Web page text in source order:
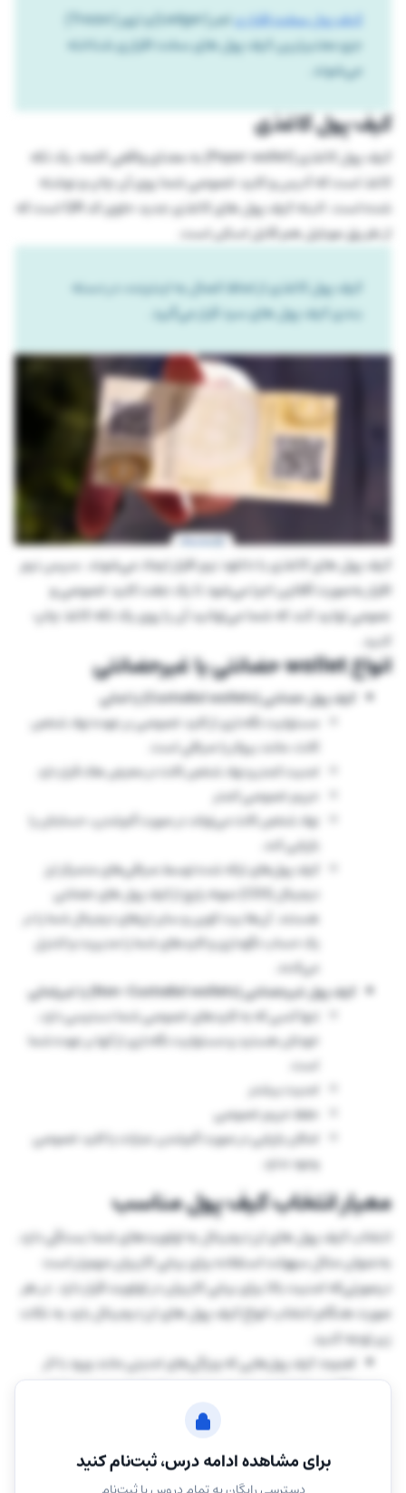
برای مشاهده ادامه درس، ثبت‌نام کنید
کیف پول سخت افزاری
جزو معتبرترین کیف پول های سخت افزاری شناخته
می‌شوند.
کیف پول کاغذی
کیف پول کاغذی (Paper wallet) به معنای واقعی کلمه، یک تکه
کاغذ است که آدرس و کلید خصوصی شما روی آن چاپ و نوشته
شده است. البته کیف پول های کاغذی جدید حاوی کد QR است که
از طریق موبایل هم قابل اسکن است.
کیف پول کاغذی از لحاظ اتصال به اینترنت، در دسته
بندی کیف پول های سرد قرار می‌گیرد.
کیف پول های کاغذی با دانلود نرم افزار ایجاد می‌شوند. سپس نرم
افزار به‌صورت آفلاین اجرا می‌شود تا یک جفت کلید خصوصی و
عمومی تولید کند که شما می‌توانید آن را روی یک تکه کاغذ چاپ
کنید.
انواع wallet حضانتی یا غیرحضانتی
کیف پول حضانتی (Custodial wallets) یا امانی
مسئولیت نگه‌داری از کلید خصوصی بر عهده نهاد شخص
ثالث، مانند بروکر یا صرافی است.
امنیت کمتر و نهاد شخص ثالث در معرض هک قرار دارد.
حریم خصوصی کمتر
نهاد شخص ثالث می‌تواند در صورت گم‌شدن، حسابتان را
بازیابی کند.
کیف پول‌های ارائه شده توسط صرافی‌های متمرکز ارز
دیجیتال (CEX) نمونه رایج از کیف پول های حضانتی
هستند. آن‌ها بیت کوین و سایر ارزهای دیجیتال شما را در
یک حساب نگهداری و کلیدهای شما را مدیریت و کنترل
می‌کنند.
کیف پول غیرحضانتی (Non-Custodial wallets) یا غیرامانی
تنها کسی که به کلیدهای خصوصی شما دسترسی دارد،
خودتان هستید و مسئولیت نگه‌داری از آنها بر عهده شما
است.
امنیت بیشتر
حفظ حریم خصوصی
امکان بازیابی در صورت گم‌شدن عبارات یا کلید خصوصی
وجود ندارد.
معیار انتخاب کیف پول مناسب
انتخاب کیف پول های ارز دیجیتال به اولویت‌های شما بستگی دارد.
به‌عنوان مثال سهولت استفاده برای برخی کاربران مهم‌تر است
در‌صورتی‌که امنیت بالا برای برخی کاربران در اولویت قرار دارد. در هر
صورت هنگام انتخاب انواع کیف پول های ارز دیجیتال باید به نکات
زیر توجه کنید.
امنیت: کیف پول‌هایی که ویژگی‌های امنیتی مانند ورود با اثر
انگشت یا تشخیص چهره، رمز عبور و احراز هویت دو مرحله‌ای
: برخی کیف پول های ارز دیجیتال هستند که
کنترل کامل دارایی را در اختیار کاربرانش قرار می‌دهند اما برخی
دیگر مانند کیف پول های ارز دیجیتال حضانتی، این ویژگی را